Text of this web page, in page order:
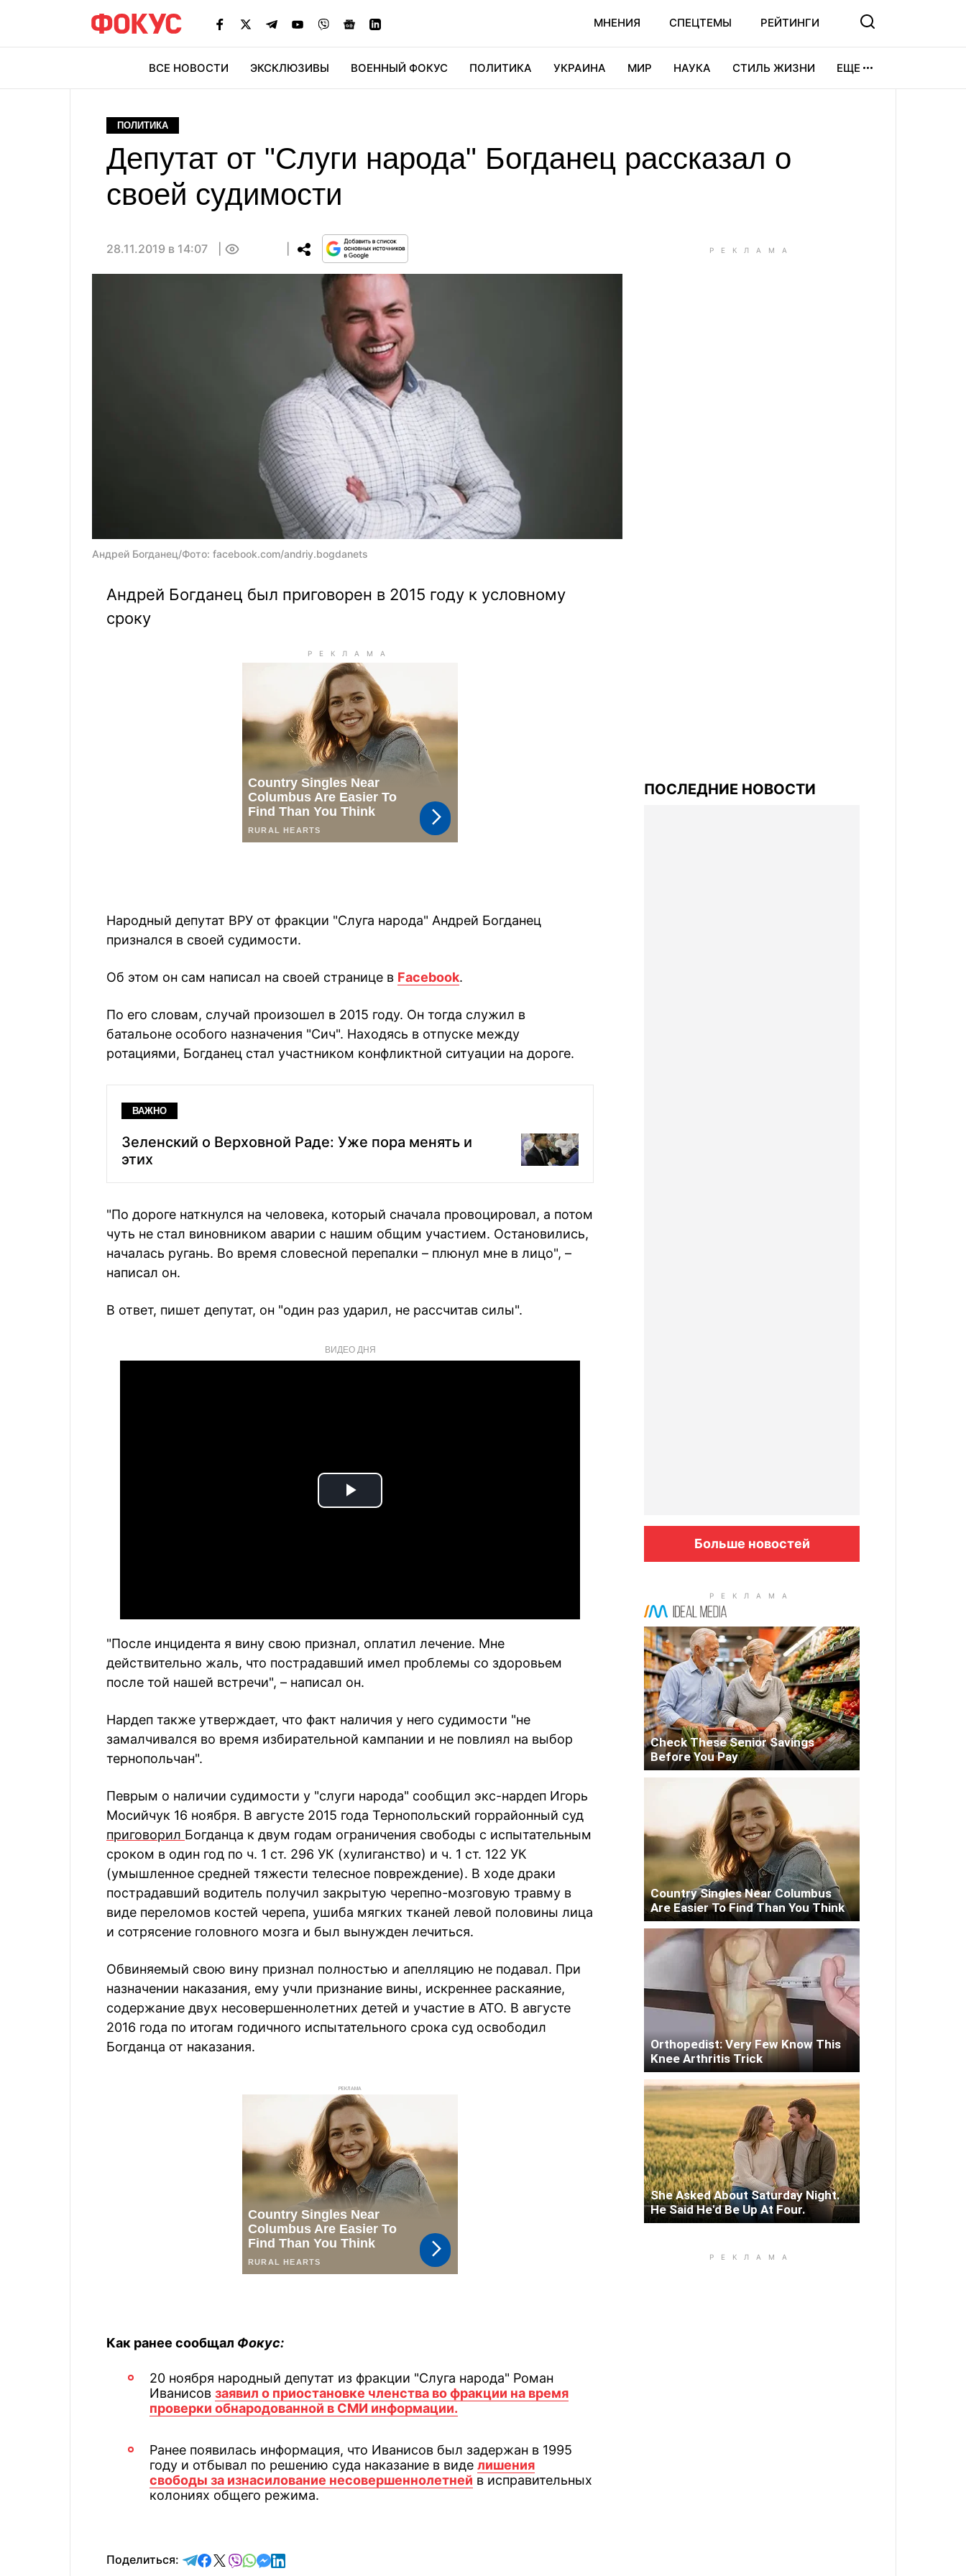
МНЕНИЯ СПЕЦТЕМЫ РЕЙТИНГИ
ВСЕ НОВОСТИ ЭКСКЛЮЗИВЫ ВОЕННЫЙ ФОКУС ПОЛИТИКА УКРАИНА МИР НАУКА СТИЛЬ ЖИЗНИ ЕЩЕ
ПОЛИТИКА
Депутат от "Слуги народа" Богданец рассказал о
своей судимости
28.11.2019 в 14:07
Андрей Богданец/Фото: facebook.com/andriy.bogdanets
Андрей Богданец был приговорен в 2015 году к условному
сроку
Народный депутат ВРУ от фракции "Слуга народа" Андрей Богданец
признался в своей судимости.
Об этом он сам написал на своей странице в Facebook.
По его словам, случай произошел в 2015 году. Он тогда служил в
батальоне особого назначения "Сич". Находясь в отпуске между
ротациями, Богданец стал участником конфликтной ситуации на дороге.
ВАЖНО
Зеленский о Верховной Раде: Уже пора менять и
этих
"По дороге наткнулся на человека, который сначала провоцировал, а потом
чуть не стал виновником аварии с нашим общим участием. Остановились,
началась ругань. Во время словесной перепалки – плюнул мне в лицо", –
написал он.
В ответ, пишет депутат, он "один раз ударил, не рассчитав силы".
ВИДЕО ДНЯ
Play
"После инцидента я вину свою признал, оплатил лечение. Мне
действительно жаль, что пострадавший имел проблемы со здоровьем
после той нашей встречи", – написал он.
Нардеп также утверждает, что факт наличия у него судимости "не
замалчивался во время избирательной кампании и не повлиял на выбор
тернопольчан".
Певрым о наличии судимости у "слуги народа" сообщил экс-нардеп Игорь
Мосийчук 16 ноября. В августе 2015 года Тернопольский горрайонный суд
приговорил Богданца к двум годам ограничения свободы с испытательным
сроком в один год по ч. 1 ст. 296 УК (хулиганство) и ч. 1 ст. 122 УК
(умышленное средней тяжести телесное повреждение). В ходе драки
пострадавший водитель получил закрытую черепно-мозговую травму в
виде переломов костей черепа, ушиба мягких тканей левой половины лица
и сотрясение головного мозга и был вынужден лечиться.
Обвиняемый свою вину признал полностью и апелляцию не подавал. При
назначении наказания, ему учли признание вины, искреннее раскаяние,
содержание двух несовершеннолетних детей и участие в АТО. В августе
2016 года по итогам годичного испытательного срока суд освободил
Богданца от наказания.
РЕКЛАМА
Как ранее сообщал Фокус:
20 ноября народный депутат из фракции "Слуга народа" Роман
Иванисов заявил о приостановке членства во фракции на время
проверки обнародованной в СМИ информации.
Ранее появилась информация, что Иванисов был задержан в 1995
году и отбывал по решению суда наказание в виде лишения
свободы за изнасилование несовершеннолетней в исправительных
колониях общего режима.
Поделиться: отправить в Telegram
поделиться в Facebook
поделиться в X
отправить в Viber
отправить в Whatsapp
отправить в Messenger
отправить в LinkedIn
ПОСЛЕДНИЕ НОВОСТИ
Больше новостей